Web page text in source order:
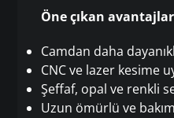
Öne çıkan
Camdan daha
CNC ve lazer kesime
Şeffaf, opal ve renkli
Uzun ömürlü ve